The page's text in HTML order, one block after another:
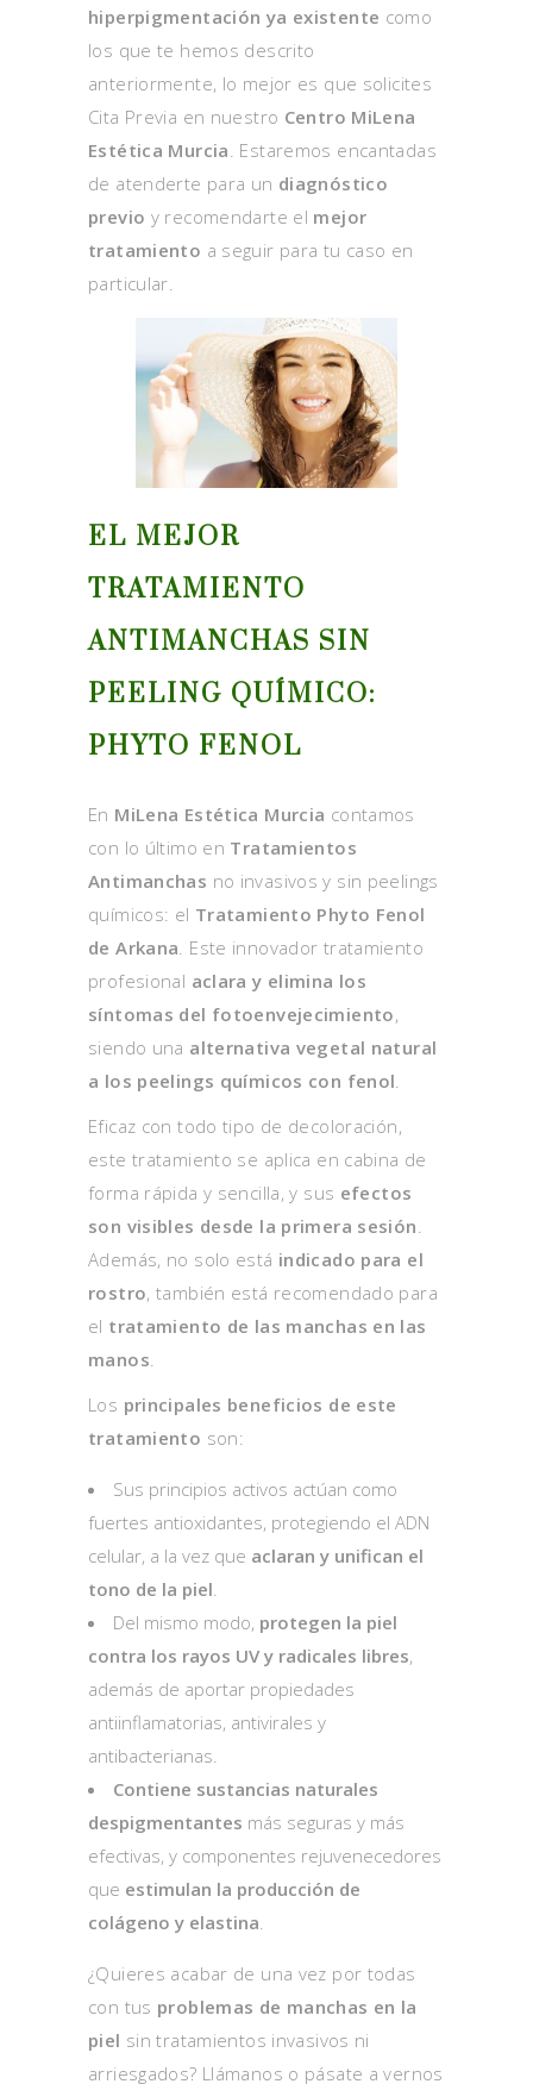
hiperpigmentación ya existente como
los que te hemos descrito
anteriormente, lo mejor es que solicites
Cita Previa en nuestro Centro MiLena
Estética Murcia. Estaremos encantadas
de atenderte para un diagnóstico
previo y recomendarte el mejor
tratamiento a seguir para tu caso en
particular.
EL MEJOR
TRATAMIENTO
ANTIMANCHAS SIN
PEELING QUÍMICO:
PHYTO FENOL
En MiLena Estética Murcia contamos
con lo último en Tratamientos
Antimanchas no invasivos y sin peelings
químicos: el Tratamiento Phyto Fenol
de Arkana . Este innovador tratamiento
profesional aclara y elimina los
síntomas del fotoenvejecimiento,
siendo una alternativa vegetal natural
a los peelings químicos con fenol
Eficaz con todo tipo de decoloración,
este tratamiento se aplica en cabina de
forma rápida y sencilla, y sus efectos
son visibles desde la primera sesión
Además, no solo está indicado para el
rostro, también está recomendado para
el tratamiento de las manchas en las
manos
Los principales beneficios de este
tratamiento son:
Sus principios activos actúan como
fuertes antioxidantes, protegiendo el ADN
celular, a la vez que aclaran y unifican el
tono de la piel
Del mismo modo, protegen la piel
contra los rayos UV y radicales libres,
además de aportar propiedades
antiinflamatorias, antivirales y
antibacterianas.
Contiene sustancias naturales
despigmentantes más seguras y más
efectivas, y componentes rejuvenecedores
que estimulan la producción de
colágeno y elastina
¿Quieres acabar de una vez por todas
con tus problemas de manchas en la
piel sin tratamientos invasivos ni
arriesgados? Llámanos o pásate a vernos